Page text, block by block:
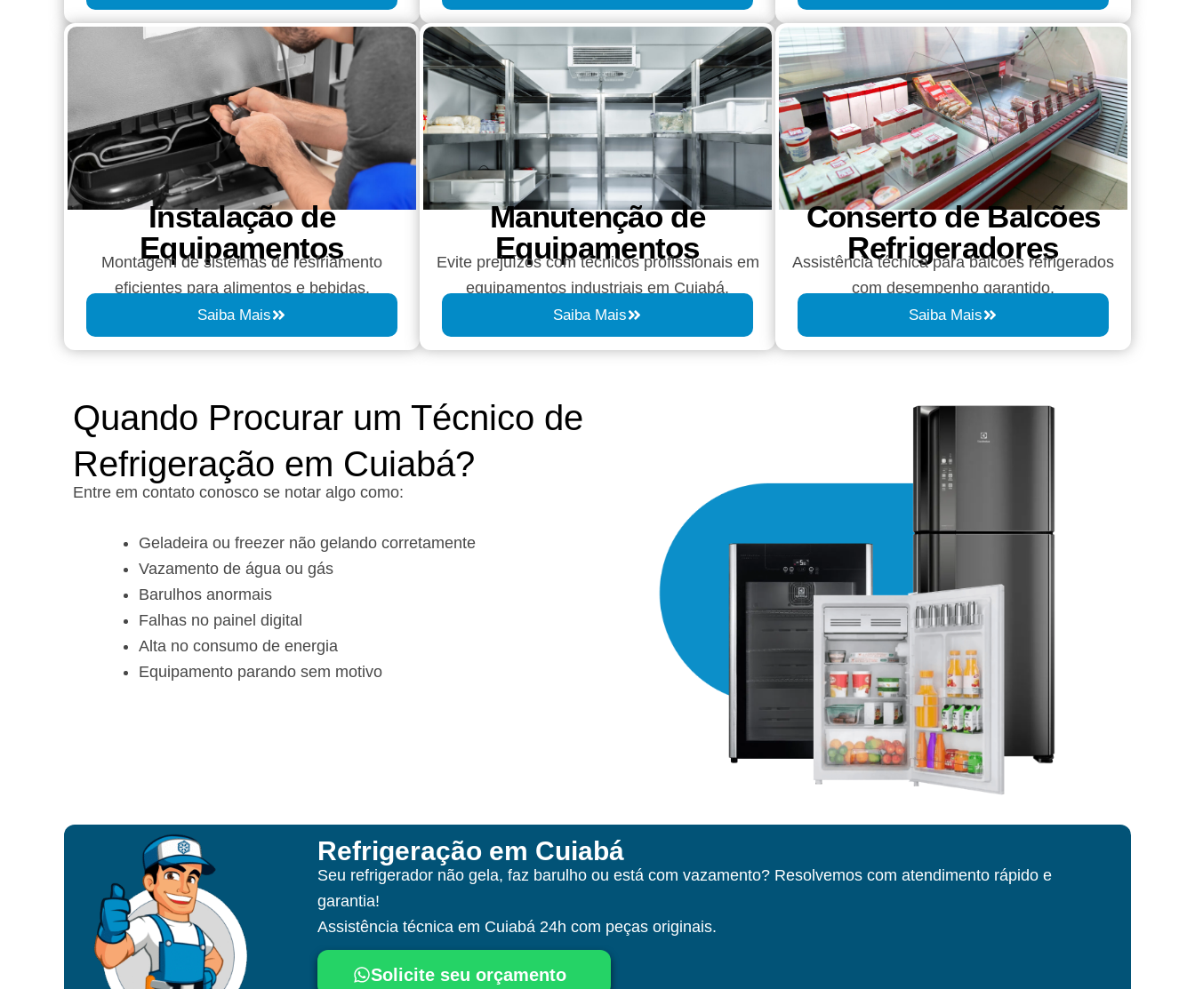
Instalação de
Equipamentos
Montagem de sistemas de resfriamento
eficientes para alimentos e bebidas.
Saiba Mais
Manutenção de
Equipamentos
Evite prejuízos com técnicos profissionais em
equipamentos industriais em Cuiabá.
Saiba Mais
Conserto de Balcões
Refrigeradores
Assistência técnica para balcões refrigerados
com desempenho garantido.
Saiba Mais
Quando Procurar um Técnico de
Refrigeração em Cuiabá?
Entre em contato conosco se notar algo como:
Geladeira ou freezer não gelando corretamente
Vazamento de água ou gás
Barulhos anormais
Falhas no painel digital
Alta no consumo de energia
Equipamento parando sem motivo
Refrigeração em Cuiabá
Seu refrigerador não gela, faz barulho ou está com vazamento? Resolvemos com atendimento rápido e
garantia!
Assistência técnica em Cuiabá 24h com peças originais.
Solicite seu orçamento